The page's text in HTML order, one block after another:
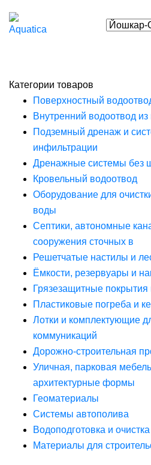
Категории товаров
Поверхностный
Внутренний водоотвод
Подземный дренаж и
инфильтрации
Дренажные системы без
Кровельный водоотвод
Оборудование для
воды
Септики, автономные
сооружения сточных в
Решетчатые настилы и
Ёмкости, резервуары и
Грязезащитные
Пластиковые погреба и
Лотки и комплектующие
коммуникаций
Дорожно-строительная
Уличная, парковая
архитектурные формы
Геоматериалы
Системы автополива
Водоподготовка и
Материалы для